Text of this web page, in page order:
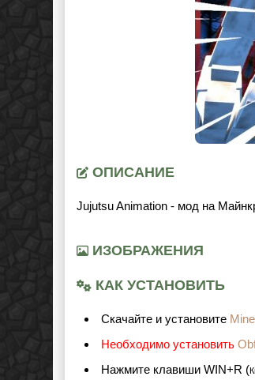
ОПИСАНИЕ
Jujutsu Animation - мод на
ИЗОБРАЖЕНИЯ
КАК УСТАНОВИТЬ
Cкачайте и установите
Необходимо установить
Нажмите клавиши WIN+R (